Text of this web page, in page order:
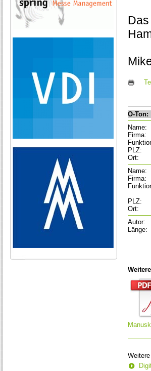
O-Ton:
Name:
Firma:
PLZ:
Ort:
Name:
Firma:
PLZ:
Ort:
Autor:
Länge: